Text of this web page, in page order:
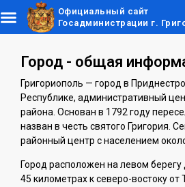
Официальный сайт
Госадминистрации г.
Город - общая
Григориополь — город в
Республике, административный
района. Основан в 1792 году
назван в честь святого Григория.
районный центр с населением
Город расположен на левом
45 километрах к северо-востоку от